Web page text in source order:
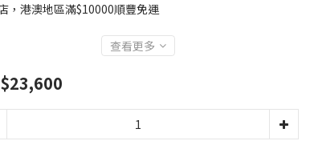
，港澳地區滿$10000順豐免運
查看更多